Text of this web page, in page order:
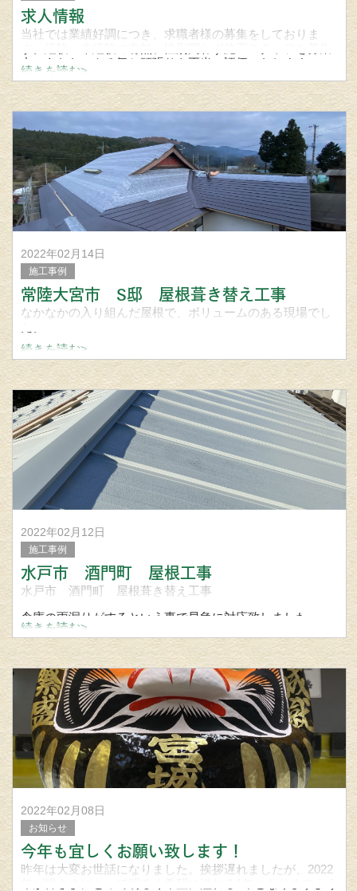
求人情報
当社では業績好調につき、求職者様の募集をしておりま
中。あなたのやる気と頑張りを正当に評価いたします。
いたします。その他
続きを読む>
2022年02月14日
施工事例
常陸大宮市 S邸 屋根葺き替え工事
なかなかの入り組んだ屋根で、ボリュームのある現場でし
使用材料 稲垣商事 ヒランビー220
カラー ダークブラウン
屋根 外壁 雨樋工事の事なら笠間市の宮城建築板金まで問い
合わせください。
続きを読む>
2022年02月12日
施工事例
水戸市 酒門町 屋根工事
水戸市 酒門町 屋根葺き替え工事
倉庫の雨漏りがするという事で早急に対応致しました。
今回の使用材料
セキノ興産 立平ロック20型 カラー ミストホワイト
▼立平葺きのメリット
続きを読む>
2022年02月08日
お知らせ
今年も宜しくお願い致します！
昨年は大変お世話になりました。挨拶遅れましたが、2022